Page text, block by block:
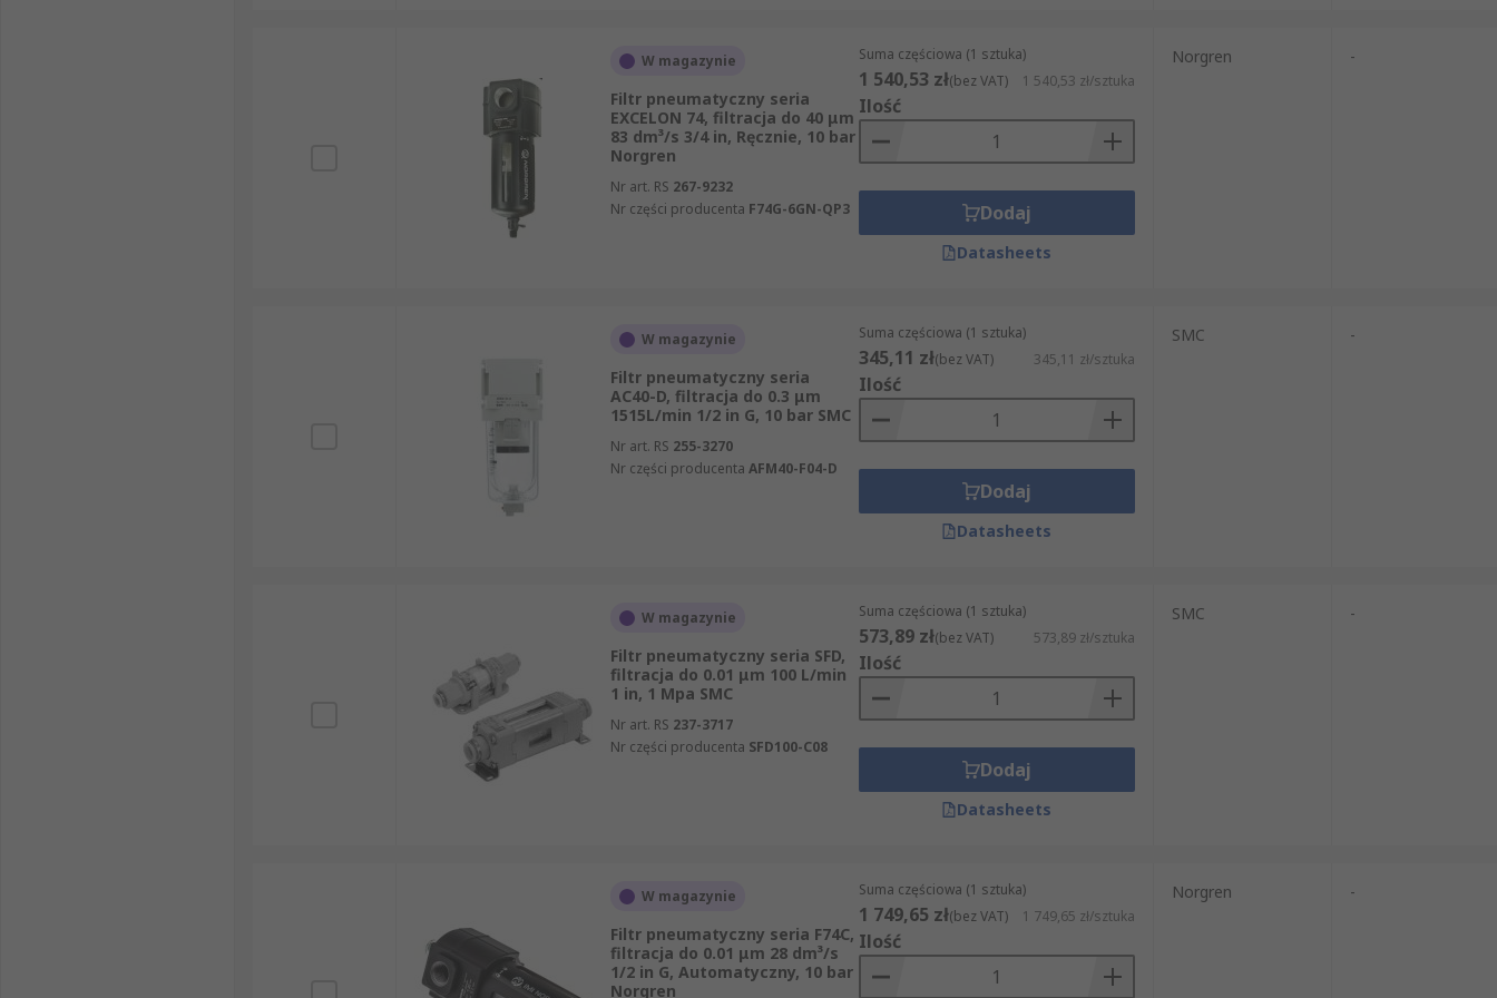
W magazynie
Filtr pneumatyczny seria
EXCELON 74, filtracja do 40 μm
83 dm³/s 3/4 in, Ręcznie, 10 bar
Norgren
Nr art. RS 267-9232
Nr części producenta F74G-6GN-QP3
Suma częściowa (1 sztuka)
1 540,53 zł(bez VAT) 1 540,53 zł/sztuka
Ilość
Dodaj
Datasheets
Norgren -
W magazynie
Filtr pneumatyczny seria
AC40-D, filtracja do 0.3 μm
1515L/min 1/2 in G, 10 bar SMC
Nr art. RS 255-3270
Nr części producenta AFM40-F04-D
Suma częściowa (1 sztuka)
345,11 zł(bez VAT) 345,11 zł/sztuka
Ilość
Dodaj
Datasheets
SMC -
W magazynie
Filtr pneumatyczny seria SFD,
filtracja do 0.01 μm 100 L/min
1 in, 1 Mpa SMC
Nr art. RS 237-3717
Nr części producenta SFD100-C08
Suma częściowa (1 sztuka)
573,89 zł(bez VAT) 573,89 zł/sztuka
Ilość
Dodaj
Datasheets
SMC -
W magazynie
Filtr pneumatyczny seria F74C,
filtracja do 0.01 μm 28 dm³/s
1/2 in G, Automatyczny, 10 bar
Norgren
Suma częściowa (1 sztuka)
1 749,65 zł(bez VAT) 1 749,65 zł/sztuka
Ilość
Norgren -